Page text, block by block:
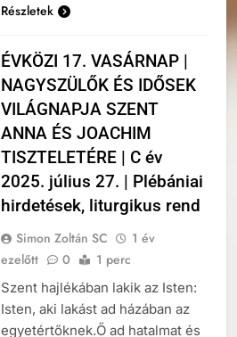
Részletek
ÉVKÖZI 17. VASÁRNAP |
NAGYSZÜLŐK ÉS IDŐSEK
VILÁGNAPJA SZENT
ANNA ÉS JOACHIM
TISZTELETÉRE | C év
2025. július 27. | Plébániai
hirdetések, liturgikus rend
Simon Zoltán SC
1 év
ezelőtt
0 1 perc
Szent hajlékában lakik az Isten:
Isten, aki lakást ad házában az
egyetértőknek.Ő ad hatalmat és